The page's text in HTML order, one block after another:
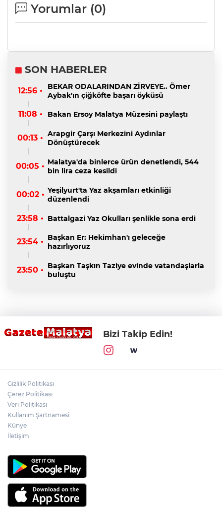
Yorumlar (0)
SON HABERLER
12:56 •
BEKAR ODALARINDAN ZİRVEYE.. Ömer
Aybak'ın çiğköfte başarı öyküsü
11:08 • Bakan Ersoy Malatya Müzesini paylaştı
00:13 • Arapgir Çarşı Merkezini Aydınlar
Dönüştürecek
00:05 • Malatya'da binlerce ürün denetlendi, 544
bin lira ceza kesildi
00:02 • Yeşilyurt'ta Yaz akşamları etkinliği
düzenlendi
23:58 • Battalgazi Yaz Okulları şenlikle sona erdi
23:54 • Başkan Er: Hekimhan'ı geleceğe
hazırlıyoruz
23:50 • Başkan Taşkın Taziye evinde vatandaşlarla
buluştu
Bizi Takip Edin!
Gizlilik Politikası
Çerez Politikası
Veri Politikası
Kullanım Şartnamesi
Künye
İletişim